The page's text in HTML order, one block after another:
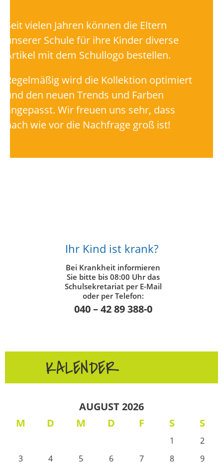
Seit vielen Jahren können die Eltern
unserer Schule für ihre Kinder diverse
Artikel mit dem Schullogo bestellen.
Regelmäßig wird die Kollektion optimiert
und den neuen Trends und Farben
angepasst. Wir freuen uns sehr, dass
nach wie vor die Nachfrage groß ist!
Ihr Kind ist krank?
Bei Krankheit informieren
Sie bitte bis 08:00 Uhr das
Schulsekretariat per E-Mail
oder per Telefon:
040 – 42 89 388-0
KALENDER
AUGUST 2026
M
D M D F S S
1
2
3
4 5 6 7 8
9